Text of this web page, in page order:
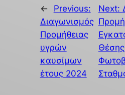
←
Previous:
Διαγωνισμός
Προμήθειας
υγρών
καυσίμων
έτους 2024
Next:
Θέσης